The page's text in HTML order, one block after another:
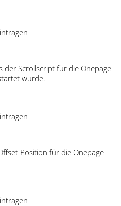
der Scrollscript für die Onepage
wurde.
Position für die Onepage